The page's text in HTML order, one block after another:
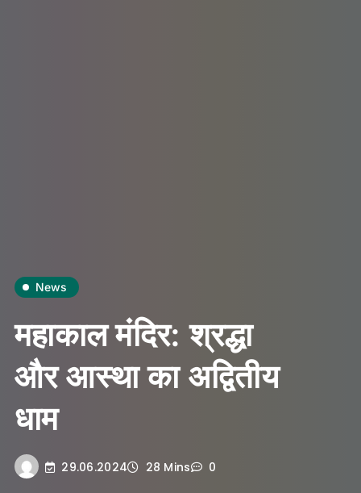
News
महाकाल मंदिर: श्रद्धा
और आस्था का अद्वितीय
धाम
29.06.2024 28 Mins 0